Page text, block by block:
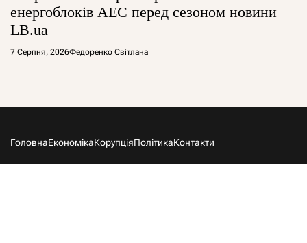
енергоблоків АЕС перед сезоном новини
LB.ua
7 Серпня, 2026Федоренко Світлана
ГоловнаЕкономікаКорупціяПолітикаКонтакти